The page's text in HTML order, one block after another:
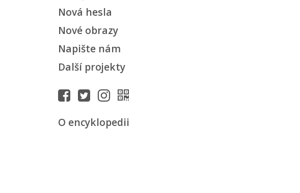
Nová hesla
Nové obrazy
Napište nám
Další projekty
O encyklopedii